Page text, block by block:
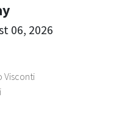
Visconti
06, 2026